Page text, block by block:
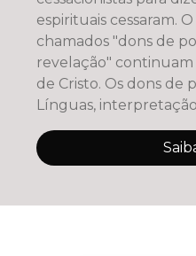
espirituais cessaram.
chamados "dons de
revelação"
de Cristo. Os dons de
Línguas,